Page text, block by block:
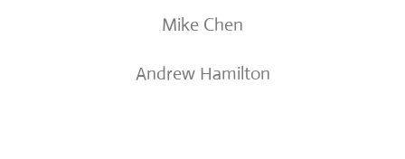
Mike Chen
Andrew Hamilton